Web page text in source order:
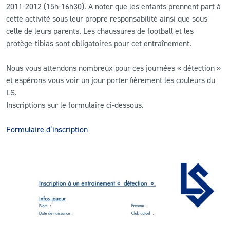
2011-2012 (15h-16h30). A noter que les enfants prennent part à
cette activité sous leur propre responsabilité ainsi que sous
celle de leurs parents. Les chaussures de football et les
protège-tibias sont obligatoires pour cet entraînement.
Nous vous attendons nombreux pour ces journées « détection »
et espérons vous voir un jour porter fièrement les couleurs du
LS.
Inscriptions sur le formulaire ci-dessous.
Formulaire d’inscription